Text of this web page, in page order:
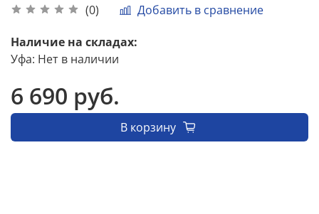
(0) Добавить в сравнение
Наличие на складах:
Уфа: Нет в наличии
6 690 руб.
В корзину